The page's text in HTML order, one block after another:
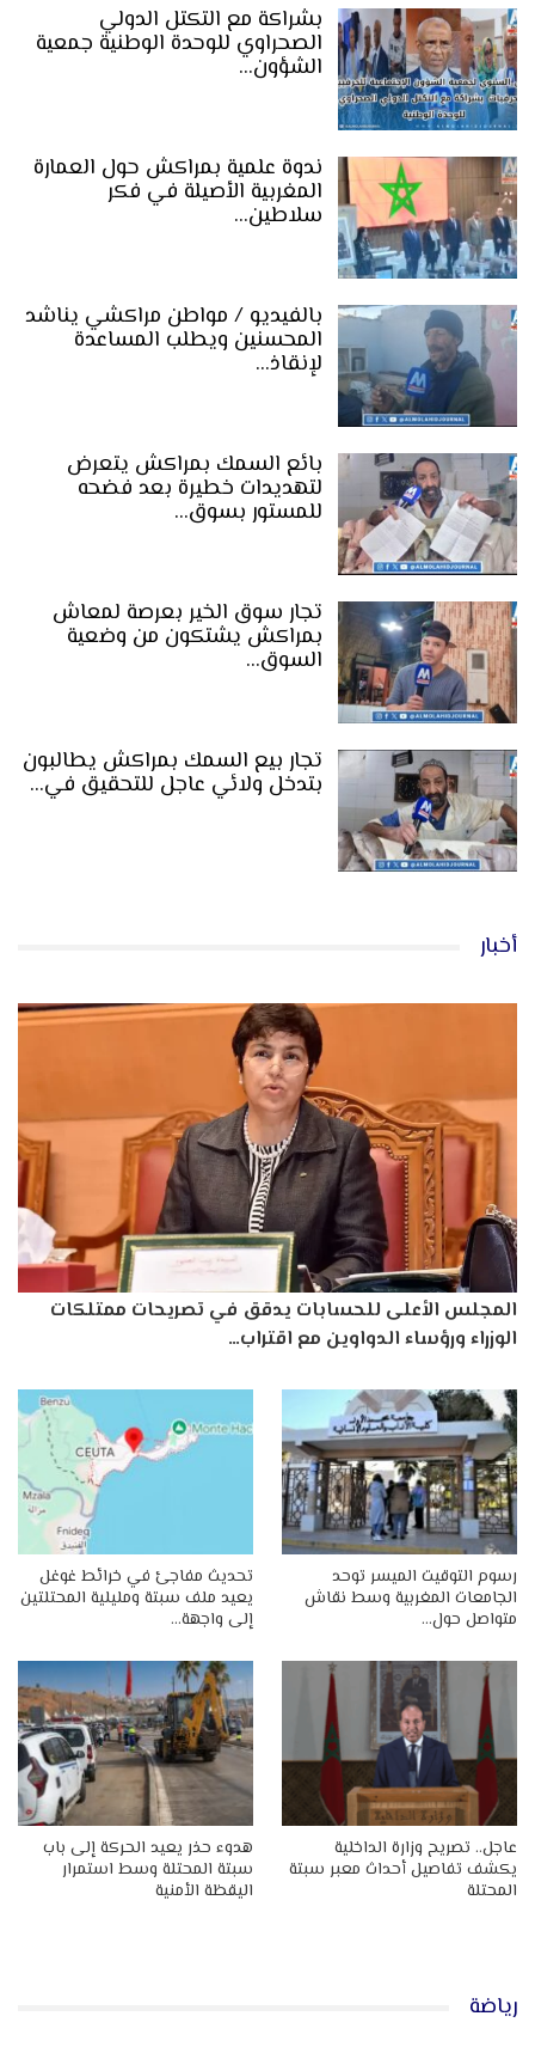
بشراكة مع التكتل الدولي
الصحراوي للوحدة الوطنية جمعية
الشؤون…
ندوة علمية بمراكش حول العمارة
المغربية الأصيلة في فكر
سلاطين…
بالفيديو / مواطن مراكشي يناشد
المحسنين ويطلب المساعدة
لإنقاذ…
بائع السمك بمراكش يتعرض
لتهديدات خطيرة بعد فضحه
للمستور بسوق…
تجار سوق الخير بعرصة لمعاش
بمراكش يشتكون من وضعية
السوق…
تجار بيع السمك بمراكش يطالبون
بتدخل ولائي عاجل للتحقيق في…
أخبار
المجلس الأعلى للحسابات يدقق في تصريحات ممتلكات
الوزراء ورؤساء الدواوين مع اقتراب…
رسوم التوقيت الميسر توحد
الجامعات المغربية وسط نقاش
متواصل حول…
تحديث مفاجئ في خرائط غوغل
يعيد ملف سبتة ومليلية المحتلتين
إلى واجهة…
عاجل.. تصريح وزارة الداخلية
يكشف تفاصيل أحداث معبر سبتة
المحتلة
هدوء حذر يعيد الحركة إلى باب
سبتة المحتلة وسط استمرار
اليقظة الأمنية
رياضة